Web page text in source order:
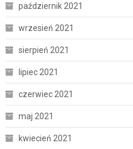
październik 2021
wrzesień 2021
sierpień 2021
lipiec 2021
czerwiec 2021
maj 2021
kwiecień 2021